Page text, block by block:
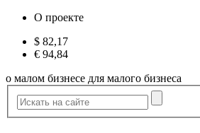
О проекте
$ 82,17
€ 94,84
о малом бизнесе для малого бизнеса